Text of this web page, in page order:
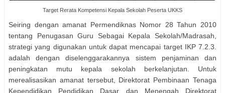
Target Rerata Kompetensi Kepala Sekolah Peserta UKKS
Seiring dengan amanat Permendiknas Nomor 28 Tahun 2010
tentang Penugasan Guru Sebagai Kepala Sekolah/Madrasah,
strategi yang digunakan untuk dapat mencapai target IKP 7.2.3.
adalah dengan diselenggarakannya sistem penjaminan dan
peningkatan mutu kepala sekolah berkelanjutan. Untuk
merealisasikan amanat tersebut, Direktorat Pembinaan Tenaga
Kependidikan Pendidikan Dasar dan Menengah Direktorat